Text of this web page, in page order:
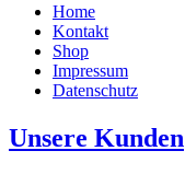
Home
Kontakt
Shop
Impressum
Datenschutz
Unsere Kunden